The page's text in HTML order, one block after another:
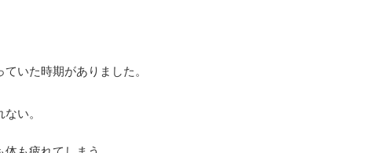
いた時期がありました。
い。